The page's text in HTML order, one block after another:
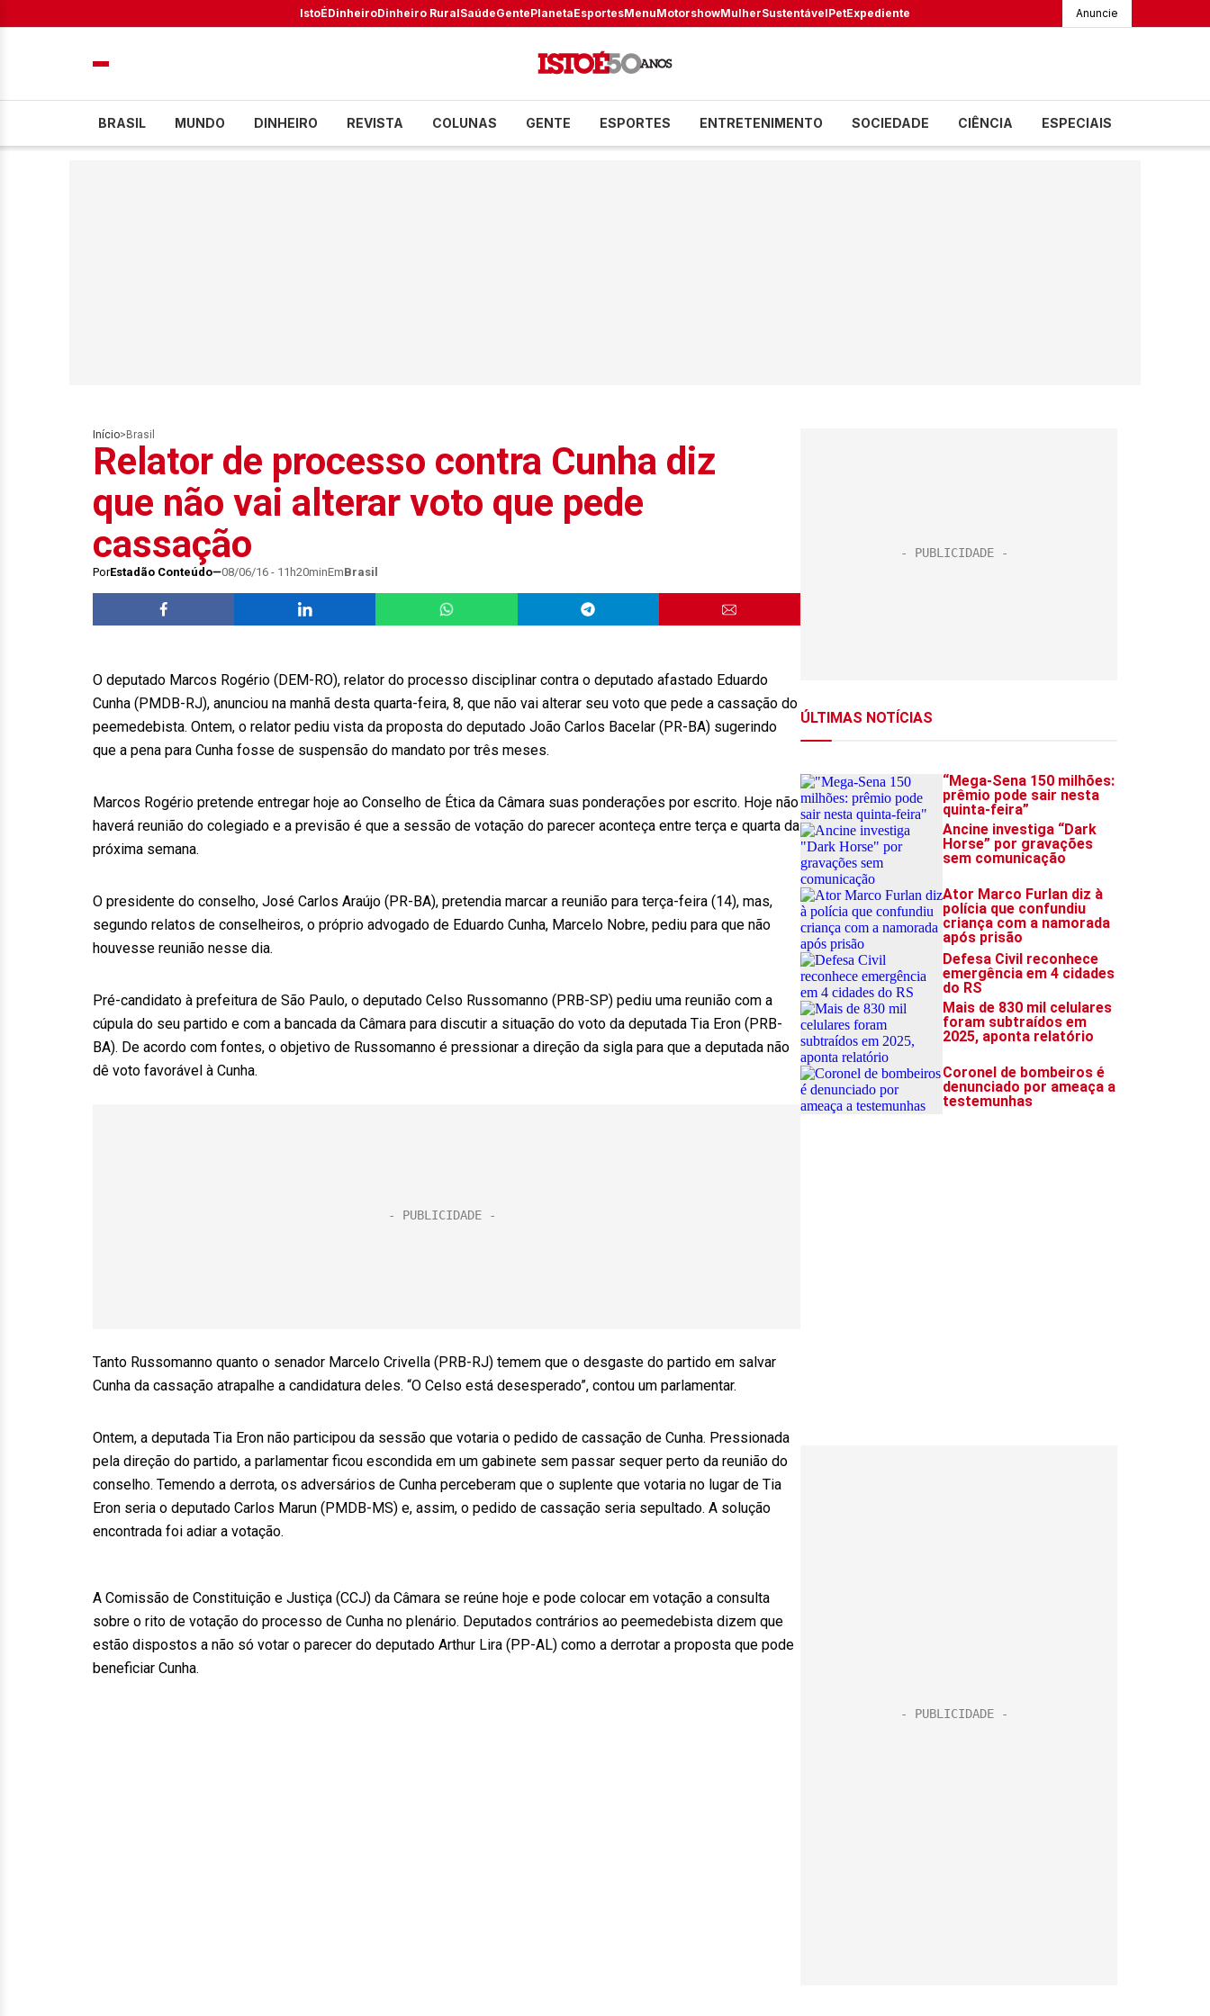
IstoÉDinheiroDinheiro RuralSaúdeGentePlanetaEsportesMenuMotorshowMulherSustentávelPetExpediente Anuncie
BRASIL MUNDO DINHEIRO REVISTA COLUNAS GENTE ESPORTES ENTRETENIMENTO SOCIEDADE CIÊNCIA ESPECIAIS
Início> Brasil
Relator de processo contra Cunha diz
que não vai alterar voto que pede
cassação
PorEstadão Conteúdo 08/06/16 - 11h20minEmBrasil
O deputado Marcos Rogério (DEM-RO), relator do processo disciplinar contra o deputado afastado Eduardo
Cunha (PMDB-RJ), anunciou na manhã desta quarta-feira, 8, que não vai alterar seu voto que pede a cassação do
peemedebista. Ontem, o relator pediu vista da proposta do deputado João Carlos Bacelar (PR-BA) sugerindo
que a pena para Cunha fosse de suspensão do mandato por três meses.
Marcos Rogério pretende entregar hoje ao Conselho de Ética da Câmara suas ponderações por escrito. Hoje não
haverá reunião do colegiado e a previsão é que a sessão de votação do parecer aconteça entre terça e quarta da
próxima semana.
O presidente do conselho, José Carlos Araújo (PR-BA), pretendia marcar a reunião para terça-feira (14), mas,
segundo relatos de conselheiros, o próprio advogado de Eduardo Cunha, Marcelo Nobre, pediu para que não
houvesse reunião nesse dia.
Pré-candidato à prefeitura de São Paulo, o deputado Celso Russomanno (PRB-SP) pediu uma reunião com a
cúpula do seu partido e com a bancada da Câmara para discutir a situação do voto da deputada Tia Eron (PRB-
BA). De acordo com fontes, o objetivo de Russomanno é pressionar a direção da sigla para que a deputada não
dê voto favorável à Cunha.
Tanto Russomanno quanto o senador Marcelo Crivella (PRB-RJ) temem que o desgaste do partido em salvar
Cunha da cassação atrapalhe a candidatura deles. “O Celso está desesperado”, contou um parlamentar.
Ontem, a deputada Tia Eron não participou da sessão que votaria o pedido de cassação de Cunha. Pressionada
pela direção do partido, a parlamentar ficou escondida em um gabinete sem passar sequer perto da reunião do
conselho. Temendo a derrota, os adversários de Cunha perceberam que o suplente que votaria no lugar de Tia
Eron seria o deputado Carlos Marun (PMDB-MS) e, assim, o pedido de cassação seria sepultado. A solução
encontrada foi adiar a votação.
A Comissão de Constituição e Justiça (CCJ) da Câmara se reúne hoje e pode colocar em votação a consulta
sobre o rito de votação do processo de Cunha no plenário. Deputados contrários ao peemedebista dizem que
estão dispostos a não só votar o parecer do deputado Arthur Lira (PP-AL) como a derrotar a proposta que pode
beneficiar Cunha.